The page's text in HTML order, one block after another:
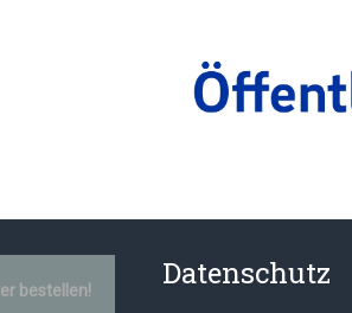
bestellen! Datenschutz